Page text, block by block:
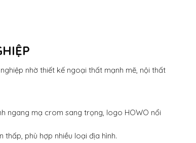
nhờ thiết kế ngoại thất mạnh mẽ, nội thất
ngang mạ crom sang trọng, logo HOWO nổi
phù hợp nhiều loại địa hình.